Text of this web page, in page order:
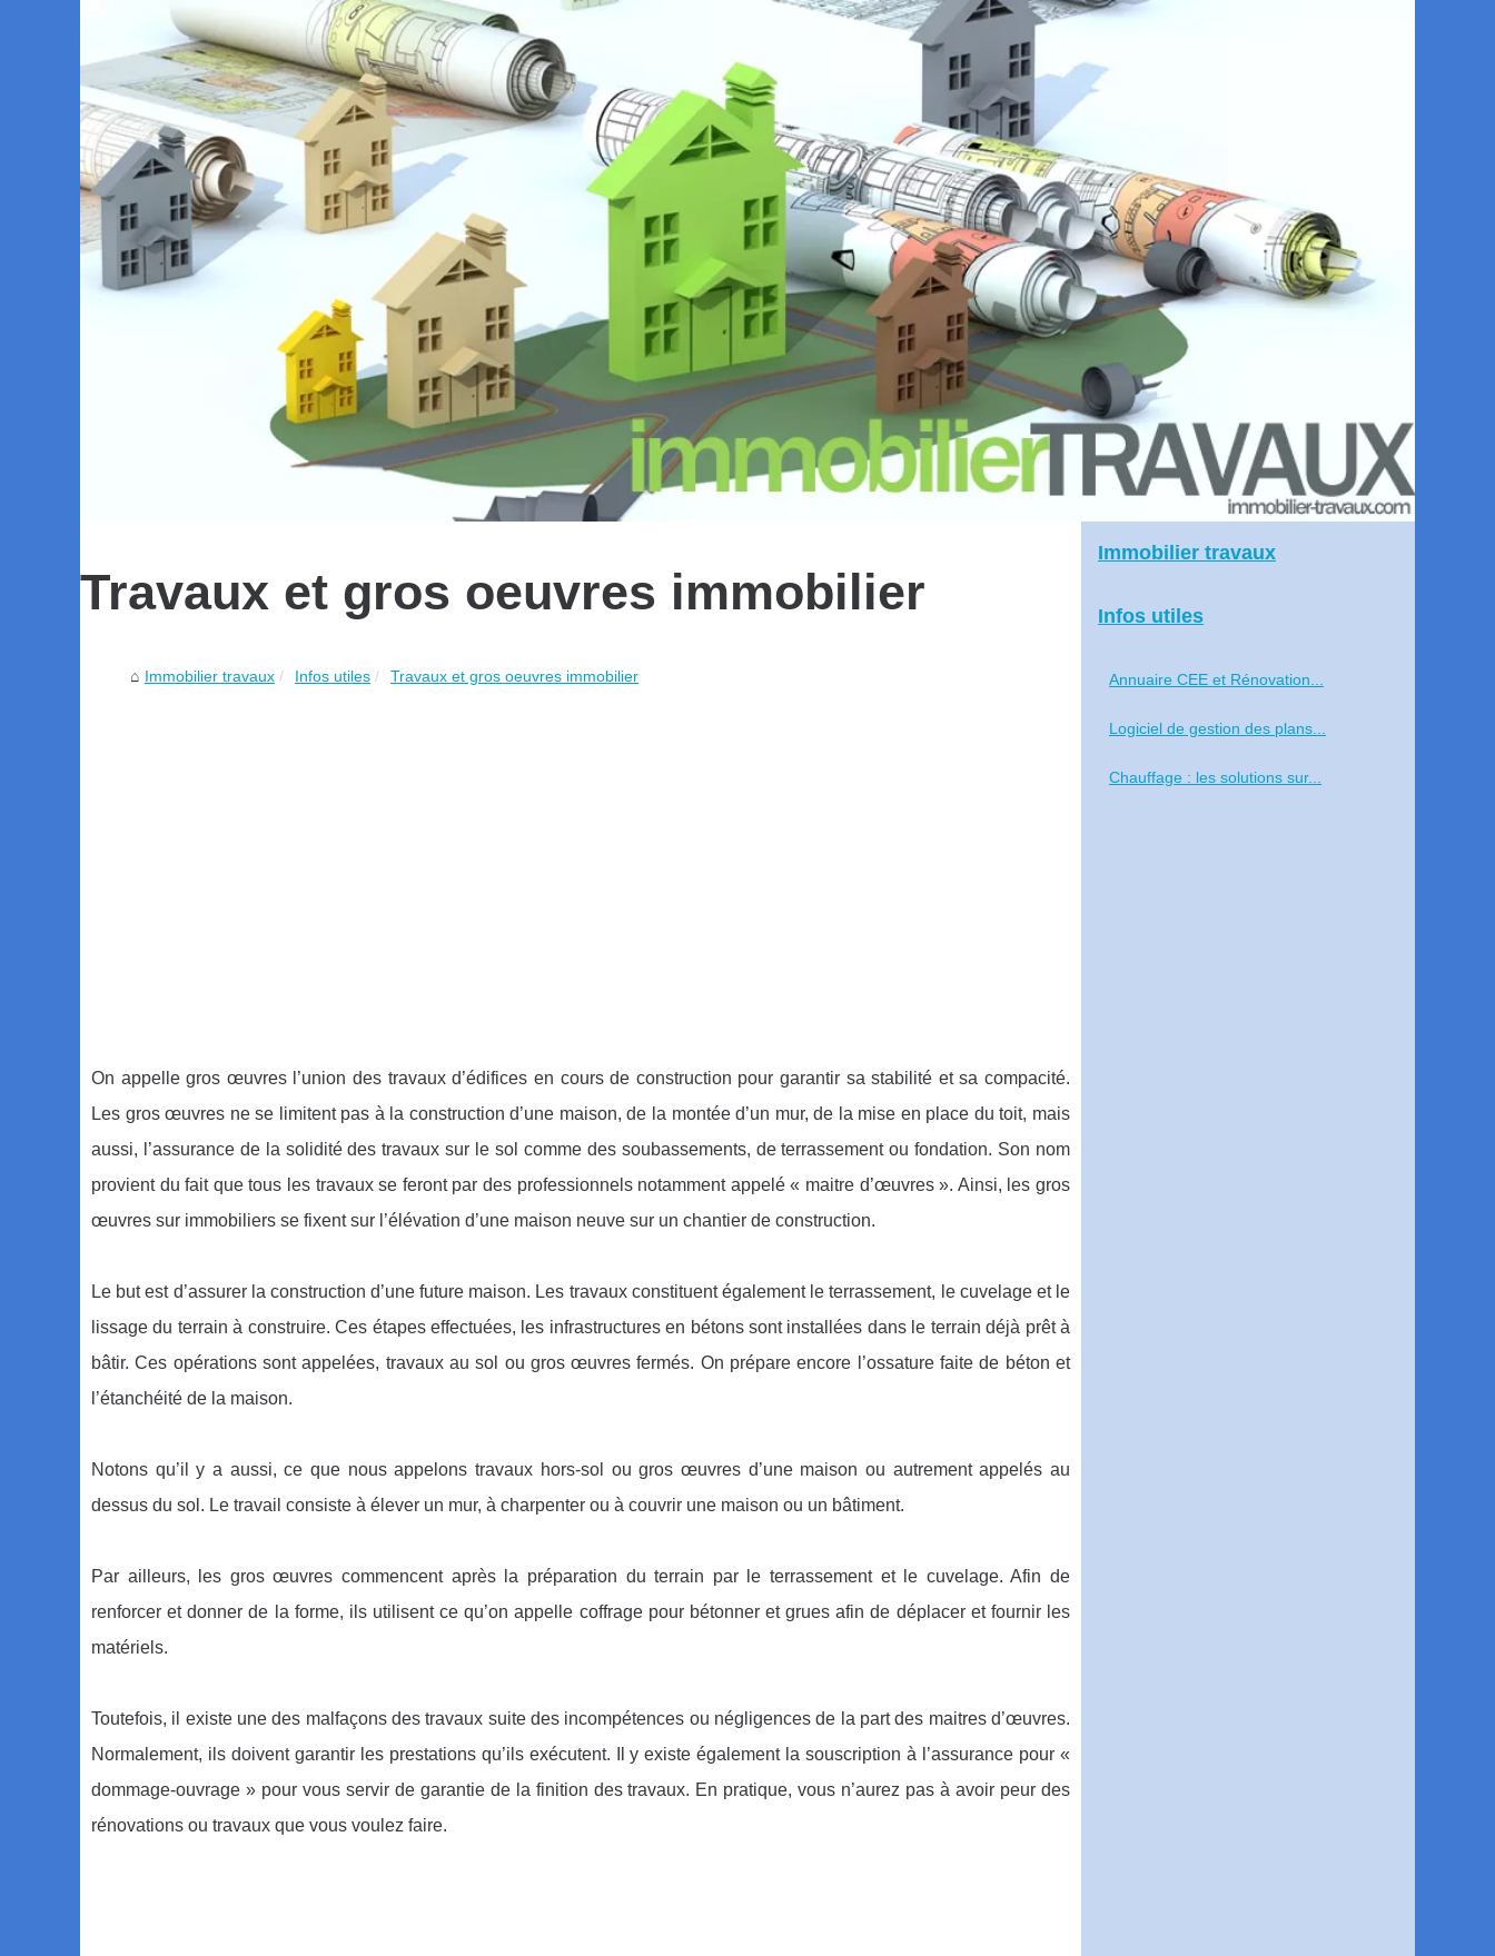
Travaux et gros oeuvres immobilier
Immobilier travaux Infos utiles Travaux et gros oeuvres immobilier
On appelle gros œuvres l’union des travaux d’édifices en cours de construction pour garantir sa stabilité et sa compacité.
Les gros œuvres ne se limitent pas à la construction d’une maison, de la montée d’un mur, de la mise en place du toit, mais
aussi, l’assurance de la solidité des travaux sur le sol comme des soubassements, de terrassement ou fondation. Son nom
provient du fait que tous les travaux se feront par des professionnels notamment appelé « maitre d’œuvres ». Ainsi, les gros
œuvres sur immobiliers se fixent sur l’élévation d’une maison neuve sur un chantier de construction.
Le but est d’assurer la construction d’une future maison. Les travaux constituent également le terrassement, le cuvelage et le
lissage du terrain à construire. Ces étapes effectuées, les infrastructures en bétons sont installées dans le terrain déjà prêt à
bâtir. Ces opérations sont appelées, travaux au sol ou gros œuvres fermés. On prépare encore l’ossature faite de béton et
l’étanchéité de la maison.
Notons qu’il y a aussi, ce que nous appelons travaux hors-sol ou gros œuvres d’une maison ou autrement appelés au
dessus du sol. Le travail consiste à élever un mur, à charpenter ou à couvrir une maison ou un bâtiment.
Par ailleurs, les gros œuvres commencent après la préparation du terrain par le terrassement et le cuvelage. Afin de
renforcer et donner de la forme, ils utilisent ce qu’on appelle coffrage pour bétonner et grues afin de déplacer et fournir les
matériels.
Toutefois, il existe une des malfaçons des travaux suite des incompétences ou négligences de la part des maitres d’œuvres.
Normalement, ils doivent garantir les prestations qu’ils exécutent. Il y existe également la souscription à l’assurance pour «
dommage-ouvrage » pour vous servir de garantie de la finition des travaux. En pratique, vous n’aurez pas à avoir peur des
rénovations ou travaux que vous voulez faire.
Immobilier travaux
Infos utiles
Annuaire CEE et Rénovation...
Logiciel de gestion des plans...
Chauffage : les solutions sur...